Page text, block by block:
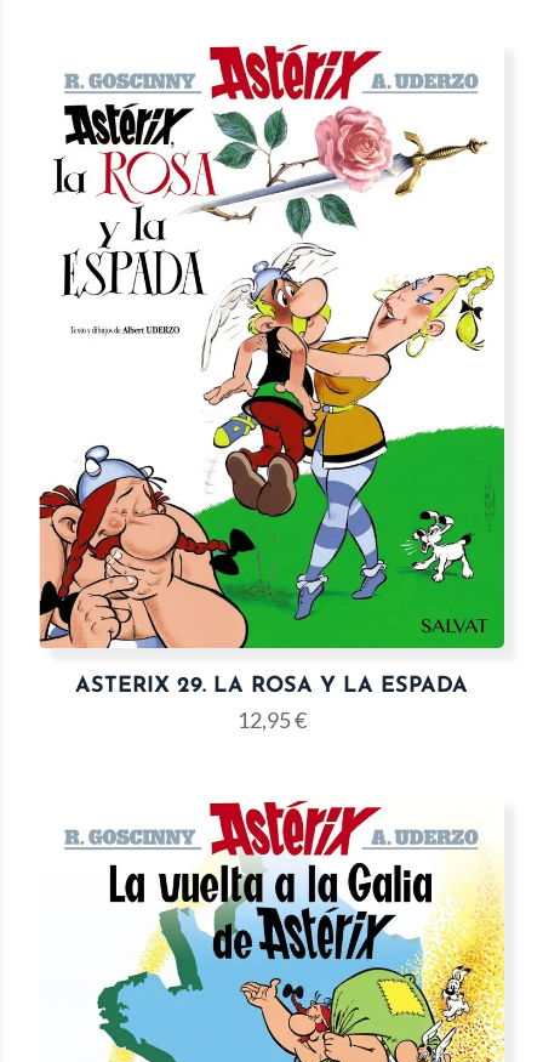
ASTERIX 29. LA ROSA Y LA ESPADA
12,95€